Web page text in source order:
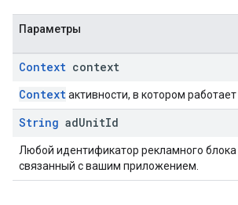
Параметры
Context context
Contextактивности, в котором работает
String adUnitId
Любой идентификатор рекламного блока
связанный с вашим приложением.